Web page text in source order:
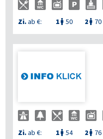
Zi.ab €: 1  50 2  70
Zi.ab €: 1  54 2  76